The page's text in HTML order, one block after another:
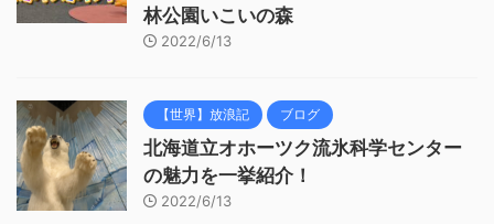
林公園いこいの森
2022/6/13
【世界】放浪記 ブログ
北海道立オホーツク流氷科学センター
の魅力を一挙紹介！
2022/6/13